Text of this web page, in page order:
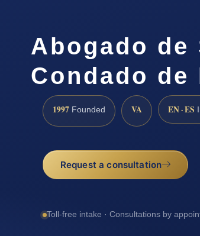
Abogado de
Condado
1997 Founded VA EN · ES
Request a consultation
Toll-free intake · Consultations by